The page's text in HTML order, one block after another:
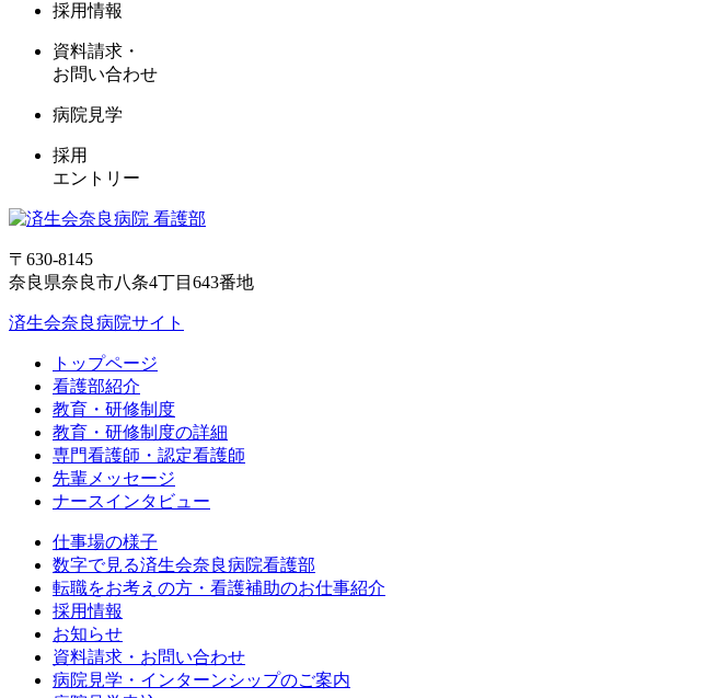
採用情報
資料請求・
お問い合わせ
病院見学
採用
エントリー
〒630-8145
奈良県奈良市八条4丁目643番地
済生会奈良病院サイト
トップページ
看護部紹介
教育・研修制度
教育・研修制度の詳細
専門看護師・認定看護師
先輩メッセージ
ナースインタビュー
仕事場の様子
数字で見る済生会奈良病院看護部
転職をお考えの方・看護補助のお仕事紹介
採用情報
お知らせ
資料請求・お問い合わせ
病院見学・インターンシップのご案内